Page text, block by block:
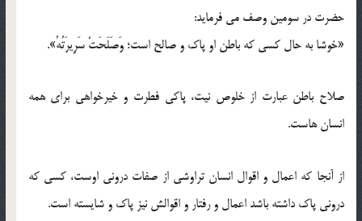
حضرت در سومین وصف می فرماید:
«خوشا به حال کسی که باطن او پاک و صالح است؛ وَصَلَحَتْ سَرِیرَتُهُ».
صلاح باطن عبارت از خلوص نیت، پاکی فطرت و خیرخواهی برای همه
انسان هاست.
از آنجا که اعمال و اقوال انسان تراوشی از صفات درونی اوست، کسی که
درونی پاک داشته باشد اعمال و رفتار و اقوالش نیز پاک و شایسته است.